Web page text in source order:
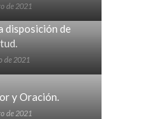
de 2021
disposición de
de 2021
y Oración.
de 2021